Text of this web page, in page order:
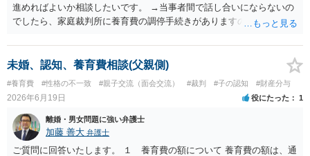
進めればよいか相談したいです。 →当事者間で話し合いにならないの
でしたら、家庭裁判所に養育費の調停手続きがありますので、そちら
養育費の金額を決めるよう勧めてくれます。 仮に合意が成立しなけれ
ば裁判官が金額を判断する審判手続きに進みますので、金額は確実に
未婚、認知、養育費相談(父親側)
#養育費 #性格の不一致 #親子交流（面会交流） #裁判 #子の認知 #財産分与
2026年6月19日 役にたった 1
離婚・男女問題に強い弁護士
加藤 善大 弁護士
ご質問に回答いたします。 １ 養育費の額について 養育費の額は、通